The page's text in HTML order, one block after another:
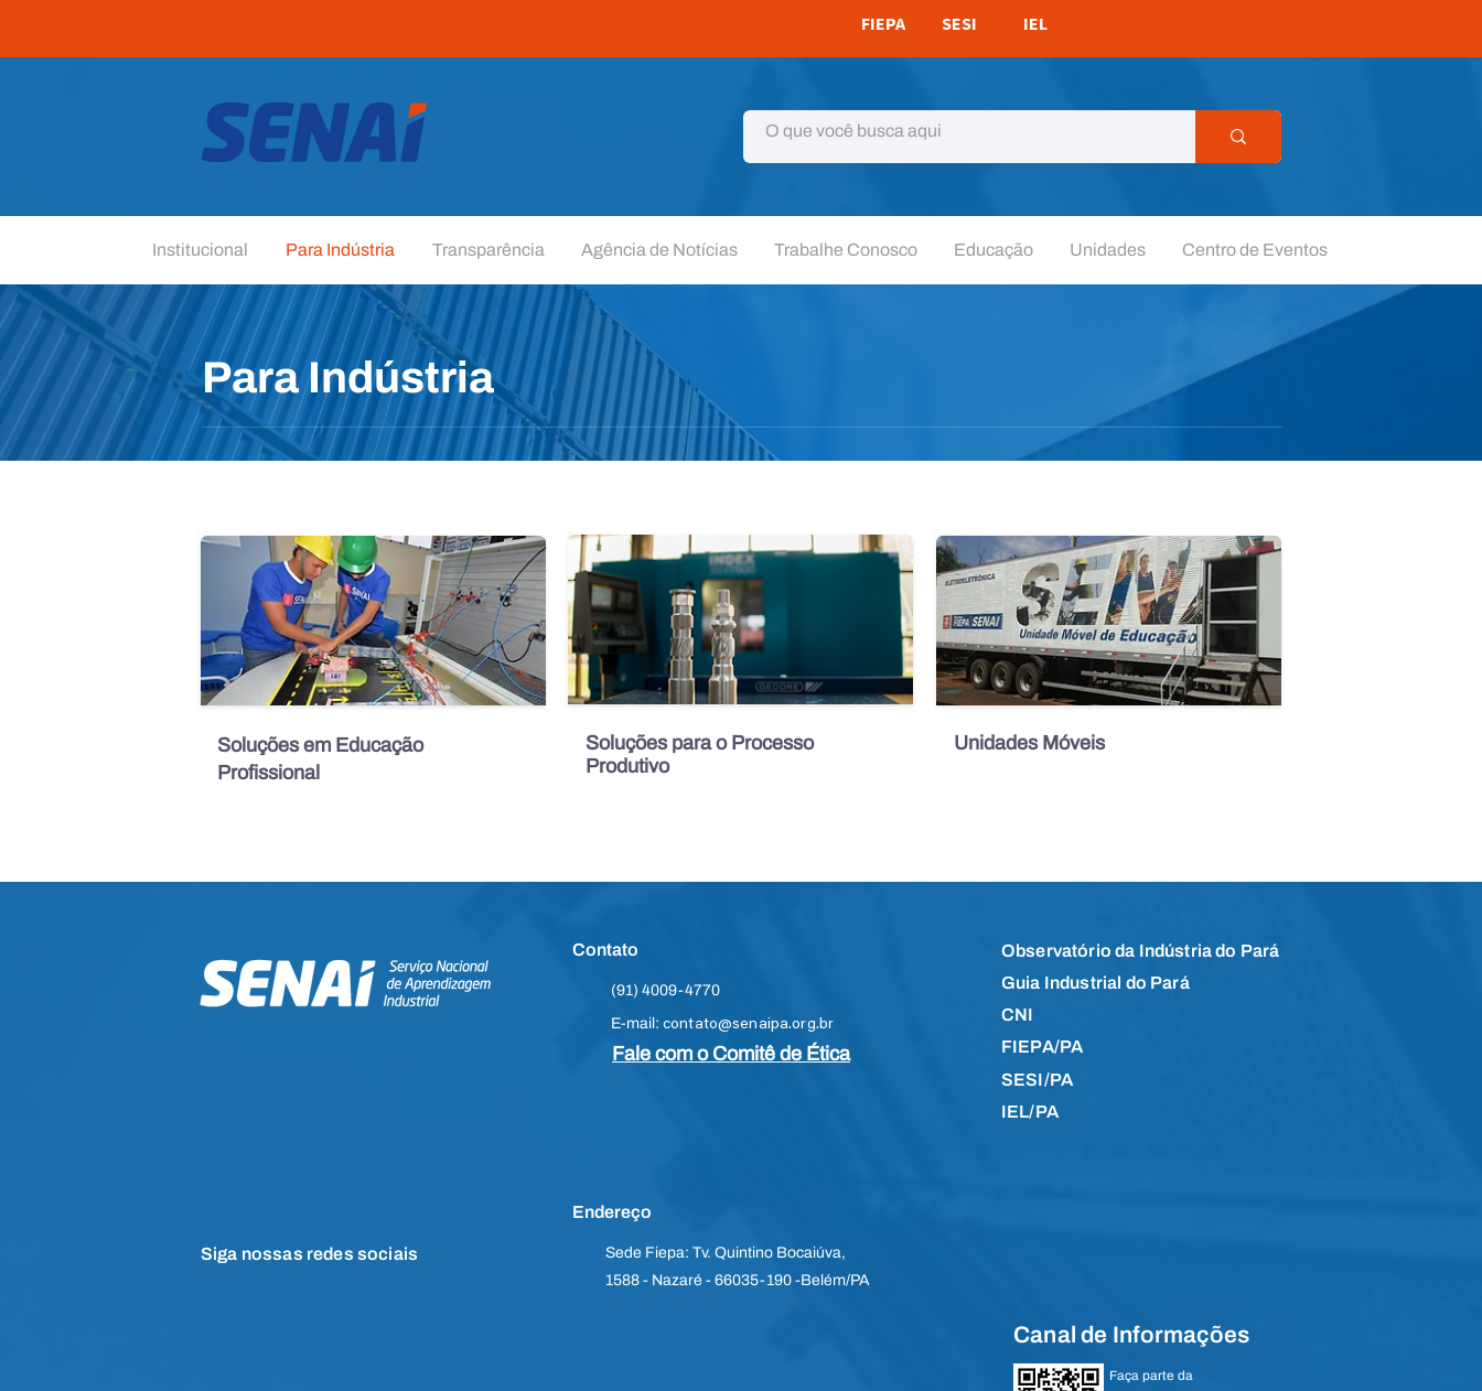
FIEPA SESI IEL
Institucional Para Indústria Transparência Agência de Notícias Trabalhe Conosco Educação Unidades Centro de Eventos
Para Indústria
Soluções em Educação
Profissional
Soluções para o Processo
Produtivo
Unidades Móveis
Contato
(91) 4009-4770
E-mail: contato@senaipa.org.br
Fale com o Comitê de Ética
Observatório da Indústria do Pará
Guia Industrial do Pará
CNI
FIEPA/PA
SESI/PA
IEL/PA
Siga nossas redes sociais
Endereço
Sede Fiepa: Tv. Quintino Bocaiúva,
1588 - Nazaré - 66035-190 -Belém/PA
Canal de Informações
Faça parte da